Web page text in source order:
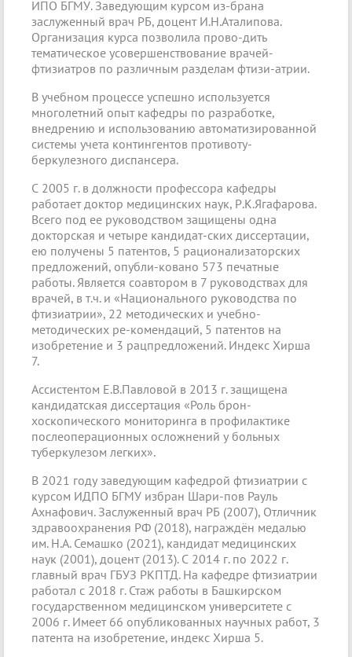
ИПО БГМУ. Заведующим курсом из-брана
заслуженный врач РБ, доцент И.Н.Аталипова.
Организация курса позволила прово-дить
тематическое усовершенствование врачей-
фтизиатров по различным разделам фтизи-атрии.
В учебном процессе успешно используется
многолетний опыт кафедры по разработке,
внедрению и использованию автоматизированной
системы учета контингентов противоту-
беркулезного диспансера.
С 2005 г. в должности профессора кафедры
работает доктор медицинских наук, Р.К.Ягафарова.
Всего под ее руководством защищены одна
докторская и четыре кандидат-ских диссертации,
ею получены 5 патентов, 5 рационализаторских
предложений, опубли-ковано 573 печатные
работы. Является соавтором в 7 руководствах для
врачей, в т.ч. и «Национального руководства по
фтизиатрии», 22 методических и учебно-
методических ре-комендаций, 5 патентов на
изобретение и 3 рацпредложений. Индекс Хирша
7.
Ассистентом Е.В.Павловой в 2013 г. защищена
кандидатская диссертация «Роль брон-
хоскопического мониторинга в профилактике
послеоперационных осложнений у больных
туберкулезом легких».
В 2021 году заведующим кафедрой фтизиатрии с
курсом ИДПО БГМУ избран Шари-пов Рауль
Ахнафович. Заслуженный врач РБ (2007), Отличник
здравоохранения РФ (2018), награждён медалью
им. Н.А. Семашко (2021), кандидат медицинских
наук (2001), доцент (2013). С 2014 г. по 2022 г.
главный врач ГБУЗ РКПТД. На кафедре фтизиатрии
работал с 2018 г. Стаж работы в Башкирском
государственном медицинском университете с
2006 г. Имеет 66 опубликованных научных работ, 3
патента на изобретение, индекс Хирша 5.